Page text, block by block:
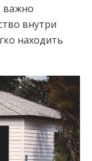
важно
внутри
находить